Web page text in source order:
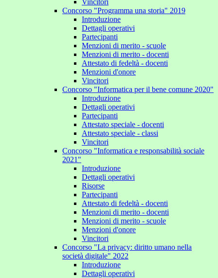
Vincitori
Concorso "Programma una storia" 2019
Introduzione
Dettagli operativi
Partecipanti
Menzioni di merito - scuole
Menzioni di merito - docenti
Attestato di fedeltà - docenti
Menzioni d'onore
Vincitori
Concorso "Informatica per il bene comune 2020"
Introduzione
Dettagli operativi
Partecipanti
Attestato speciale - docenti
Attestato speciale - classi
Vincitori
Concorso "Informatica e responsabilità sociale
2021"
Introduzione
Dettagli operativi
Risorse
Partecipanti
Attestato di fedeltà - docenti
Menzioni di merito - docenti
Menzioni di merito - scuole
Menzioni d'onore
Vincitori
Concorso "La privacy: diritto umano nella
società digitale" 2022
Introduzione
Dettagli operativi